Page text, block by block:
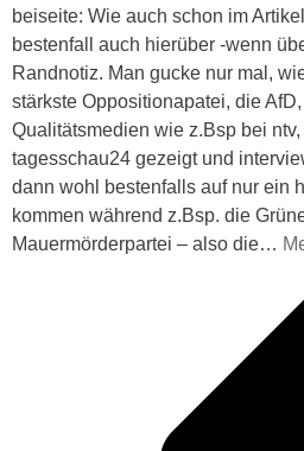
beiseite: Wie auch schon im
bestenfall auch hierüber -wenn
Randnotiz. Man gucke nur mal,
stärkste Oppositionapatei, die
Qualitätsmedien wie z.Bsp bei
tagesschau24 gezeigt und
dann wohl bestenfalls auf nur ein
kommen während z.Bsp. die
Mauermörderpartei – also die…